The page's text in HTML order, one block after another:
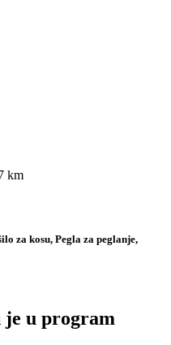
km
za kosu, Pegla za peglanje,
je u program